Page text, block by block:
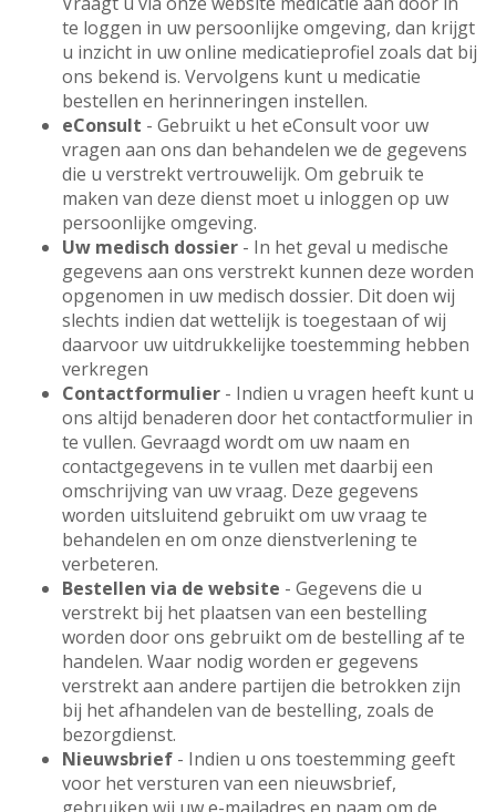
te loggen in uw persoonlijke omgeving, dan krijgt
u inzicht in uw online medicatieprofiel zoals dat bij
ons bekend is. Vervolgens kunt u medicatie
bestellen en herinneringen instellen.
eConsult - Gebruikt u het eConsult voor uw
vragen aan ons dan behandelen we de gegevens
die u verstrekt vertrouwelijk. Om gebruik te
maken van deze dienst moet u inloggen op uw
persoonlijke omgeving.
Uw medisch dossier - In het geval u medische
gegevens aan ons verstrekt kunnen deze worden
opgenomen in uw medisch dossier. Dit doen wij
slechts indien dat wettelijk is toegestaan of wij
daarvoor uw uitdrukkelijke toestemming hebben
verkregen
Contactformulier - Indien u vragen heeft kunt u
ons altijd benaderen door het contactformulier in
te vullen. Gevraagd wordt om uw naam en
contactgegevens in te vullen met daarbij een
omschrijving van uw vraag. Deze gegevens
worden uitsluitend gebruikt om uw vraag te
behandelen en om onze dienstverlening te
verbeteren.
Bestellen via de website - Gegevens die u
verstrekt bij het plaatsen van een bestelling
worden door ons gebruikt om de bestelling af te
handelen. Waar nodig worden er gegevens
verstrekt aan andere partijen die betrokken zijn
bij het afhandelen van de bestelling, zoals de
bezorgdienst.
Nieuwsbrief - Indien u ons toestemming geeft
voor het versturen van een nieuwsbrief,